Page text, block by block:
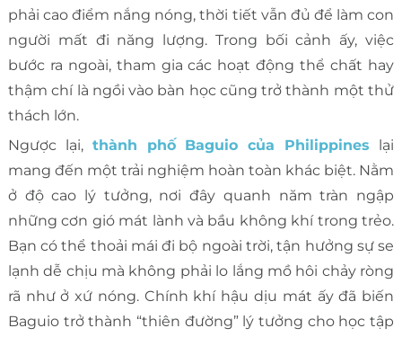
phải cao điểm nắng nóng, thời tiết vẫn đủ để làm con
người mất đi năng lượng. Trong bối cảnh ấy, việc
bước ra ngoài, tham gia các hoạt động thể chất hay
thậm chí là ngồi vào bàn học cũng trở thành một thử
thách lớn.
Ngược lại, thành phố Baguio của Philippines lại
mang đến một trải nghiệm hoàn toàn khác biệt. Nằm
ở độ cao lý tưởng, nơi đây quanh năm tràn ngập
những cơn gió mát lành và bầu không khí trong trẻo.
Bạn có thể thoải mái đi bộ ngoài trời, tận hưởng sự se
lạnh dễ chịu mà không phải lo lắng mồ hôi chảy ròng
rã như ở xứ nóng. Chính khí hậu dịu mát ấy đã biến
Baguio trở thành “thiên đường” lý tưởng cho học tập